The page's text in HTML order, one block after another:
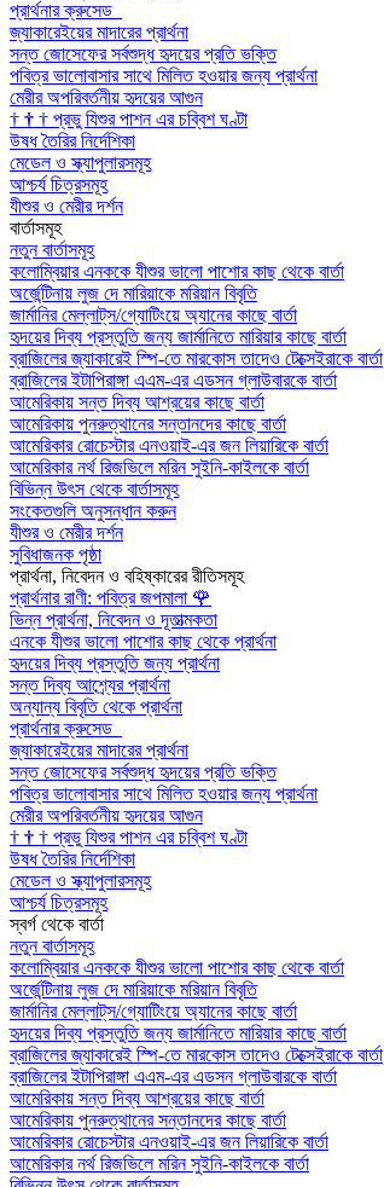
প্রার্থনার ক্রুসেড
জ্যাকারেইয়ের মাদারের প্রার্থনা
সন্ত জোসেফের সর্বশুদ্ধ হৃদয়ের প্রতি ভক্তি
পবিত্র ভালোবাসার সাথে মিলিত হওয়ার জন্য প্রার্থনা
মেরীর অপরিবর্তনীয় হৃদয়ের আগুন
† † † প্রভু যিশুর পাশন এর চব্বিশ ঘণ্টা
উষধ তৈরির নির্দেশিকা
মেডেল ও স্ক্যাপুলারসমূহ
আশ্চর্য চিত্রসমূহ
যীশুর ও মেরীর দর্শন
বার্তাসমূহ
নতুন বার্তাসমূহ
কলোম্বিয়ার এনককে যীশুর ভালো পাশোর কাছ থেকে বার্তা
অর্জেন্টিনায় লুজ দে মারিয়াকে মরিয়ান বিবৃতি
জার্মানির মেল্লাট্‌স/গ্যোটিংয়ে অ্যানের কাছে বার্তা
হৃদয়ের দিব্য প্রস্তুতি জন্য জার্মানিতে মারিয়ার কাছে বার্তা
ব্রাজিলের জ্যাকারেই স্পি-তে মারকোস তাদেও টেক্সেইরাকে বার্তা
ব্রাজিলের ইটাপিরাঙ্গা এএম-এর এডসন গ্লাউবারকে বার্তা
আমেরিকায় সন্ত দিব্য আশ্রয়ের কাছে বার্তা
আমেরিকায় পুনরুত্থানের সন্তানদের কাছে বার্তা
আমেরিকার রোচেস্টার এনওয়াই-এর জন লিয়ারিকে বার্তা
আমেরিকার নর্থ রিজভিলে মরিন সুইনি-কাইলকে বার্তা
বিভিন্ন উৎস থেকে বার্তাসমূহ
সংকেতগুলি অনুসন্ধান করুন
যীশুর ও মেরীর দর্শন
সুবিধাজনক পৃষ্ঠা
প্রার্থনা, নিবেদন ও বহিষ্কারের রীতিসমূহ
প্রার্থনার রাণী: পবিত্র জপমালা 🌹
ভিন্ন প্রার্থনা, নিবেদন ও দূতাত্মকতা
এনকে যীশুর ভালো পাশোর কাছ থেকে প্রার্থনা
হৃদয়ের দিব্য প্রস্তুতি জন্য প্রার্থনা
সন্ত দিব্য আশ্র্যের প্রার্থনা
অন্যান্য বিবৃতি থেকে প্রার্থনা
প্রার্থনার ক্রুসেড
জ্যাকারেইয়ের মাদারের প্রার্থনা
সন্ত জোসেফের সর্বশুদ্ধ হৃদয়ের প্রতি ভক্তি
পবিত্র ভালোবাসার সাথে মিলিত হওয়ার জন্য প্রার্থনা
মেরীর অপরিবর্তনীয় হৃদয়ের আগুন
† † † প্রভু যিশুর পাশন এর চব্বিশ ঘণ্টা
উষধ তৈরির নির্দেশিকা
মেডেল ও স্ক্যাপুলারসমূহ
আশ্চর্য চিত্রসমূহ
স্বর্গ থেকে বার্তা
নতুন বার্তাসমূহ
কলোম্বিয়ার এনককে যীশুর ভালো পাশোর কাছ থেকে বার্তা
অর্জেন্টিনায় লুজ দে মারিয়াকে মরিয়ান বিবৃতি
জার্মানির মেল্লাট্‌স/গ্যোটিংয়ে অ্যানের কাছে বার্তা
হৃদয়ের দিব্য প্রস্তুতি জন্য জার্মানিতে মারিয়ার কাছে বার্তা
ব্রাজিলের জ্যাকারেই স্পি-তে মারকোস তাদেও টেক্সেইরাকে বার্তা
ব্রাজিলের ইটাপিরাঙ্গা এএম-এর এডসন গ্লাউবারকে বার্তা
আমেরিকায় সন্ত দিব্য আশ্রয়ের কাছে বার্তা
আমেরিকায় পুনরুত্থানের সন্তানদের কাছে বার্তা
আমেরিকার রোচেস্টার এনওয়াই-এর জন লিয়ারিকে বার্তা
আমেরিকার নর্থ রিজভিলে মরিন সুইনি-কাইলকে বার্তা